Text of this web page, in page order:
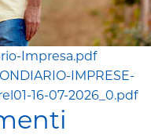
Impresa.pdf
IMPRESE-
16-07-2026_0.pdf